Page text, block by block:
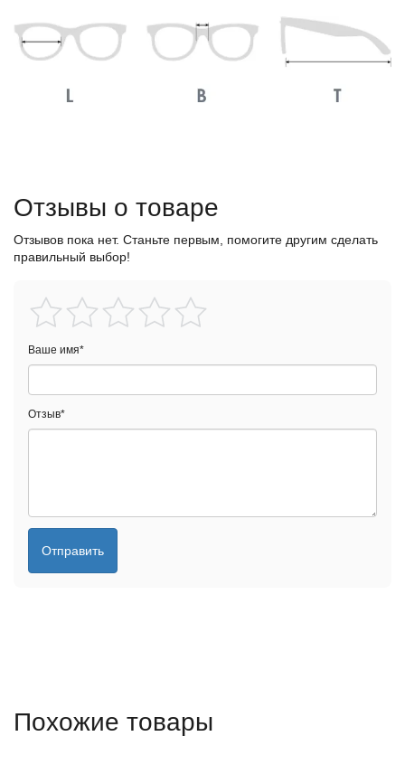
Отзывы о товаре
Отзывов пока нет. Станьте первым, помогите другим сделать
правильный выбор!
Ваше имя*
Отзыв*
Отправить
Похожие товары